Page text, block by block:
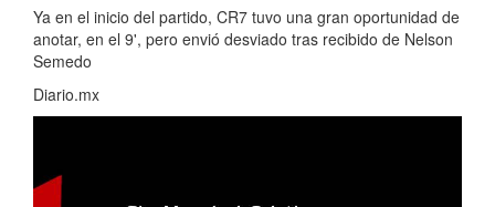
Ya en el inicio del partido, CR7 tuvo una gran oportunidad de
anotar, en el 9', pero envió desviado tras recibido de Nelson
Semedo
Diario.mx